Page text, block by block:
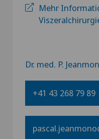
Mehr
Dr. med. P.
+41 43 268 79 89